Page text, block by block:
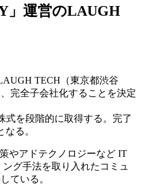
」運営のLAUGH
TECH（東京都渋谷
完全子会社化することを決定
式を段階的に取得する。完了
る。
やアドテクノロジーなど IT
グ手法を取り入れたコミュ
ている。